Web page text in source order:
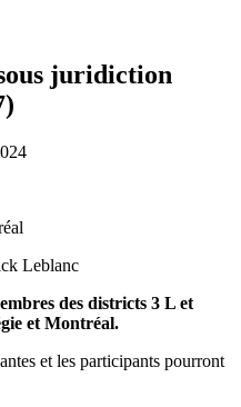
juridiction
Leblanc
des districts 3 L et
et Montréal.
et les participants pourront